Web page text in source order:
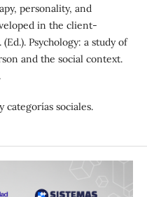
personality, and
in the client-
Psychology: a study of
and the social context.
categorías sociales.